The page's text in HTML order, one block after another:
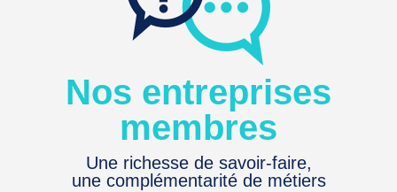
Nos entreprises
membres
Une richesse de savoir-faire,
une complémentarité de métiers